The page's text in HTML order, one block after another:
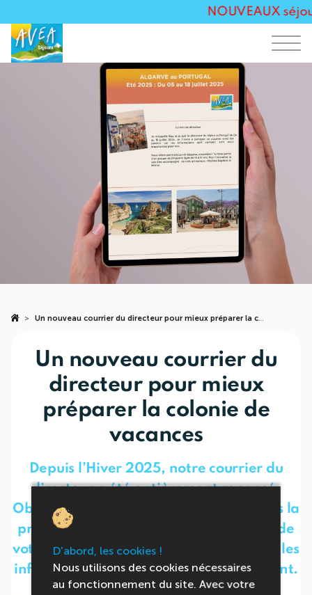
NOUVEAUX
> Un nouveau courrier du directeur pour mieux préparer la colonie de vacances
Un nouveau courrier du
directeur pour mieux
préparer la colonie de
vacances
Depuis l’Hiver 2025, notre courrier du
directeur a été entièrement repensé.
Objectif : mieux vous accompagner dans la
préparation de la colonie de vacances de
votre enfant, en vous fournissant toutes les
informations essentielles, au bon moment.
D'abord, les cookies !
Nous utilisons des cookies nécessaires
au fonctionnement du site. Avec votre